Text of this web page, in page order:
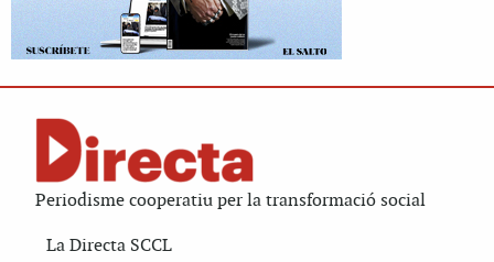
Periodisme cooperatiu per la transformació social
La Directa SCCL